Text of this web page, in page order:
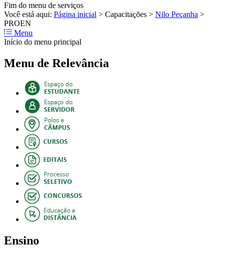
Fim do menu de serviços
Você está aqui: Página inicial > Capacitações > Nilo Peçanha >
PROEN
Menu
Início do menu principal
Menu de Relevância
Ensino